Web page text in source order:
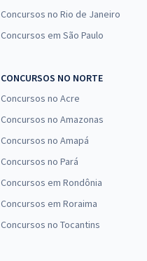
Concursos no Rio de Janeiro
Concursos em São Paulo
CONCURSOS NO NORTE
Concursos no Acre
Concursos no Amazonas
Concursos no Amapá
Concursos no Pará
Concursos em Rondônia
Concursos em Roraima
Concursos no Tocantins